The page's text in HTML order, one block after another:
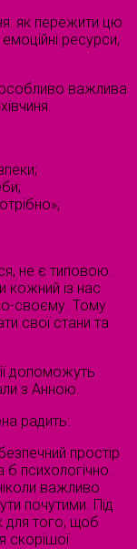
як пережити цю
ресурси,
особливо важлива
не є типовою.
кожний із нас
своєму. Тому
свої стани та
допоможуть
з Анною.
радить:
простір
психологічно.
важливо
почутими. Під
для того, щоб
скорішої